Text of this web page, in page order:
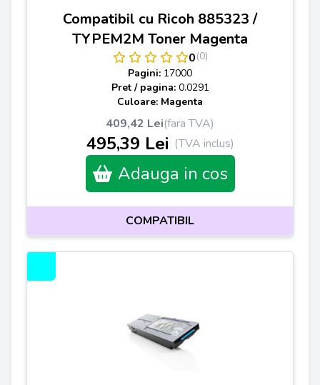
Compatibil cu Ricoh 885323 /
TYPEM2M Toner Magenta
0(0)
Pagini: 17000
Pret / pagina: 0.0291
Culoare: Magenta
409,42 Lei(fara TVA)
495,39 Lei (TVA inclus)
Adauga in cos
COMPATIBIL